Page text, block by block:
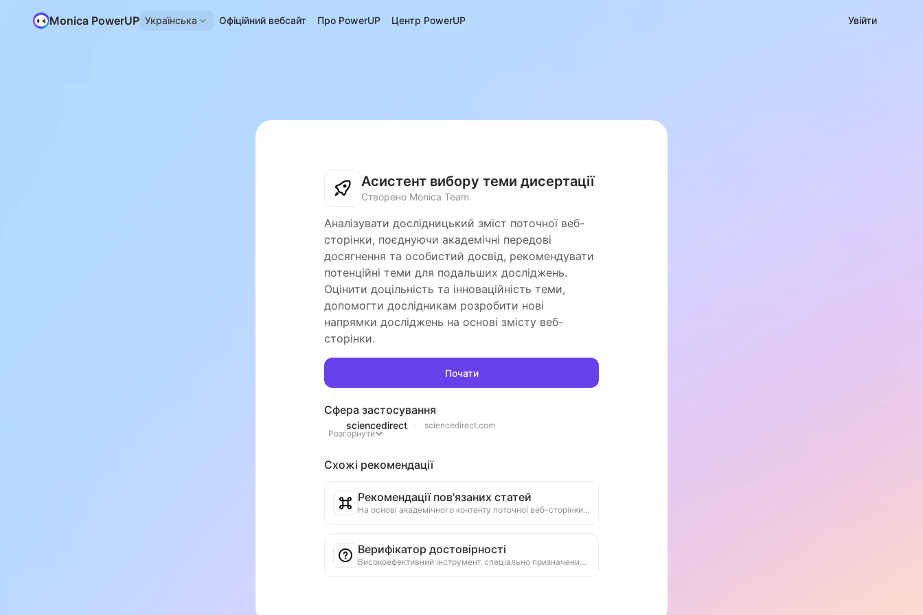
Monica PowerUP Українська Офіційний вебсайт Про PowerUP Центр PowerUP Увійти
Асистент вибору теми дисертації
Створено Monica Team
Аналізувати дослідницький зміст поточної веб-
сторінки, поєднуючи академічні передові
досягнення та особистий досвід, рекомендувати
потенційні теми для подальших досліджень.
Оцінити доцільність та інноваційність теми,
допомогти дослідникам розробити нові
напрямки досліджень на основі змісту веб-
сторінки.
Почати
Сфера застосування
sciencedirect
sciencedirect.com
Розгорнути
Схожі рекомендації
Рекомендації пов'язаних статей
На основі академічного контенту поточної веб-сторінки, інтелектуально рекомендуються інші статті та дослідження, які мають високу релевантність. Використовуючи передові алгоритми для аналізу схожості тем і методів дослідження, допомагає користувачам розширити читання та глибше зрозуміти академічні питання, обговорювані на веб-сторінці.
Верифікатор достовірності
Високоефективний інструмент, спеціально призначений для перевірки достовірності веб-вмісту. Автоматично виявляє ключові твердження та дані, перевіряє їх із надійними зовнішніми джерелами. Оцінює достовірність важливих тверджень, надає пояснення результатів перевірки та посилання на джерела фактів. Сприяє підвищенню медіаграмотності та запобіганню поширенню дезінформації.